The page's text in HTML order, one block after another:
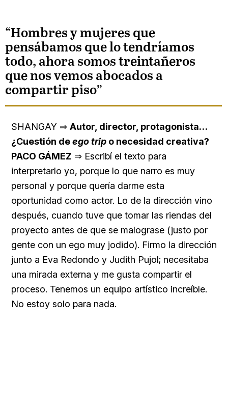
“Hombres y mujeres que
pensábamos que lo tendríamos
todo, ahora somos treintañeros
que nos vemos abocados a
compartir piso”
SHANGAY ⇒ Autor, director, protagonista…
¿Cuestión deego trip o necesidad creativa?
PACO GÁMEZ ⇒ Escribí el texto para
interpretarlo yo, porque lo que narro es muy
personal y porque quería darme esta
oportunidad como actor. Lo de la dirección vino
después, cuando tuve que tomar las riendas del
proyecto antes de que se malograse (justo por
gente con un ego muy jodido). Firmo la dirección
junto a Eva Redondo y Judith Pujol; necesitaba
una mirada externa y me gusta compartir el
proceso. Tenemos un equipo artístico increíble.
No estoy solo para nada.